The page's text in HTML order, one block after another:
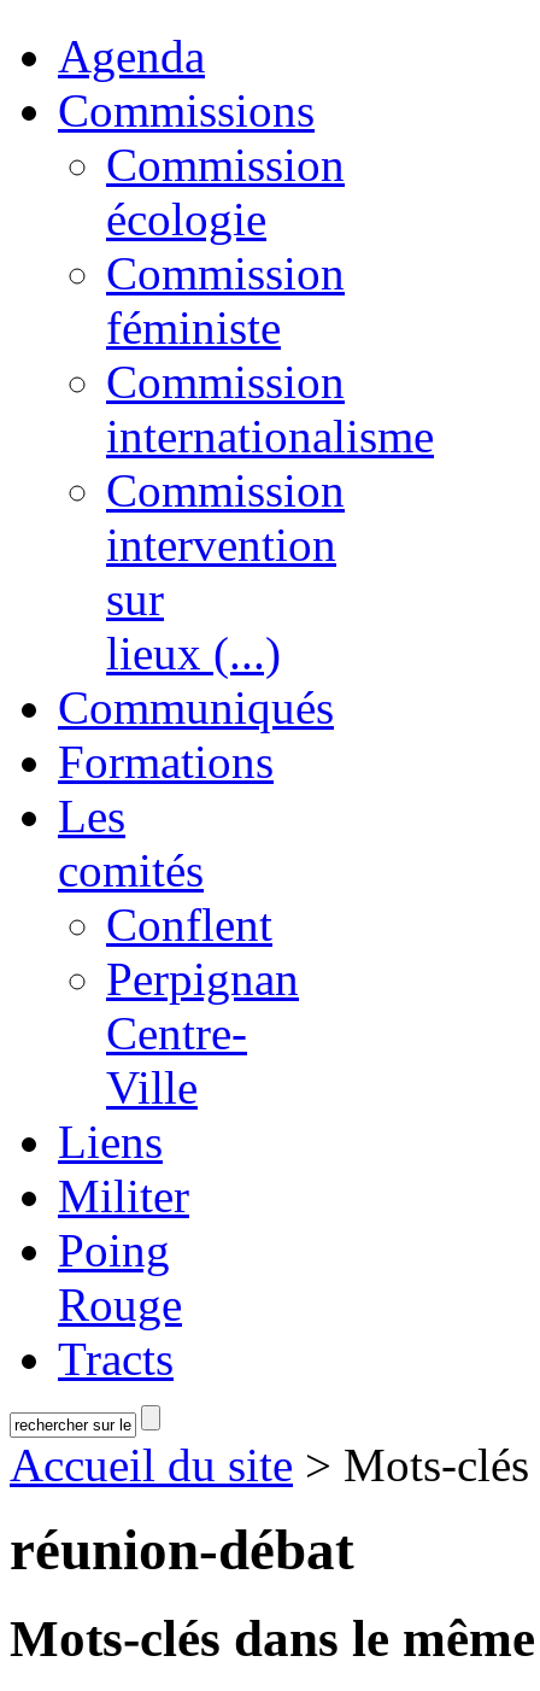
Agenda
Commissions
Commission
écologie
Commission
féministe
Commission
internationalisme
Commission
intervention
sur
lieux (...)
Communiqués
Formations
Les
comités
Conflent
Perpignan
Centre-
Ville
Liens
Militer
Poing
Rouge
Tracts
Accueil du site > Mots-
réunion-débat
Mots-clés dans le